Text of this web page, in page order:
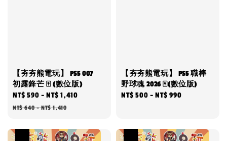
【夯夯熊電玩】 PS5 007
初露鋒芒 🀄 (數位版)
Sale
price
NT$ 590 -NT$ 1,410
NT$ 640-NT$ 1,410
【夯夯熊電玩】 PS5 職棒
野球魂 2026 🀄(數位版)
Regular
NT$ 500 -NT$ 990